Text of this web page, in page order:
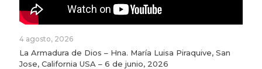
4 agosto, 2026
La Armadura de Dios – Hna. María Luisa Piraquive, San
Jose, California USA – 6 de junio, 2026